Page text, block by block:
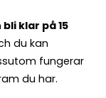
klar på 15
du kan
fungerar
du har.